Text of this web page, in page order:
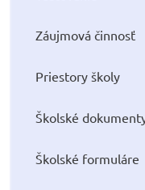
Záujmová činnosť
Priestory školy
Školské
Školské formuláre